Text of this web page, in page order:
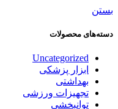
بستن
دسته‌های محصولات
Uncategorized
ابزار پزشکی
بهداشتی
تجهیزات ورزشی
توانبخشی